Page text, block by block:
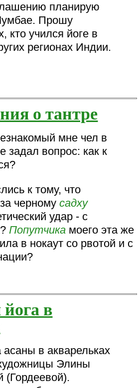
планирую
Прошу
кто учился йоге в
регионах Индии.
о тантре
мне чел в
задал вопрос: как к
к тому, что
черномусадху
удар - с
Попутчика моего эта же
в нокаут со рвотой и с
в
в акварельках
Элины
(Гордеевой).